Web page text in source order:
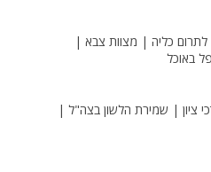
כליה | מצוות צבא |
באוכל
ציון | שמירת הלשון בצה"ל |